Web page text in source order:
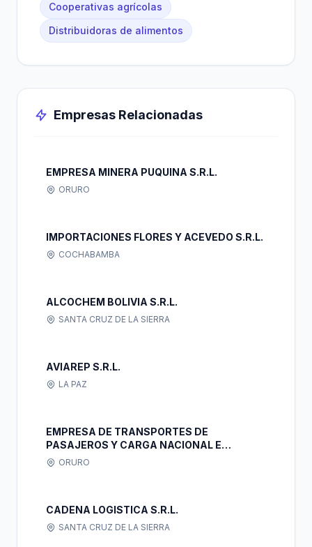
Cooperativas agrícolas
Distribuidoras de alimentos
Empresas Relacionadas
EMPRESA MINERA PUQUINA S.R.L.
ORURO
IMPORTACIONES FLORES Y ACEVEDO S.R.L.
COCHABAMBA
ALCOCHEM BOLIVIA S.R.L.
SANTA CRUZ DE LA SIERRA
AVIAREP S.R.L.
LA PAZ
EMPRESA DE TRANSPORTES DE
PASAJEROS Y CARGA NACIONAL E
INTERNACIONAL "EL PARAISO" S.R.L.
ORURO
CADENA LOGISTICA S.R.L.
SANTA CRUZ DE LA SIERRA